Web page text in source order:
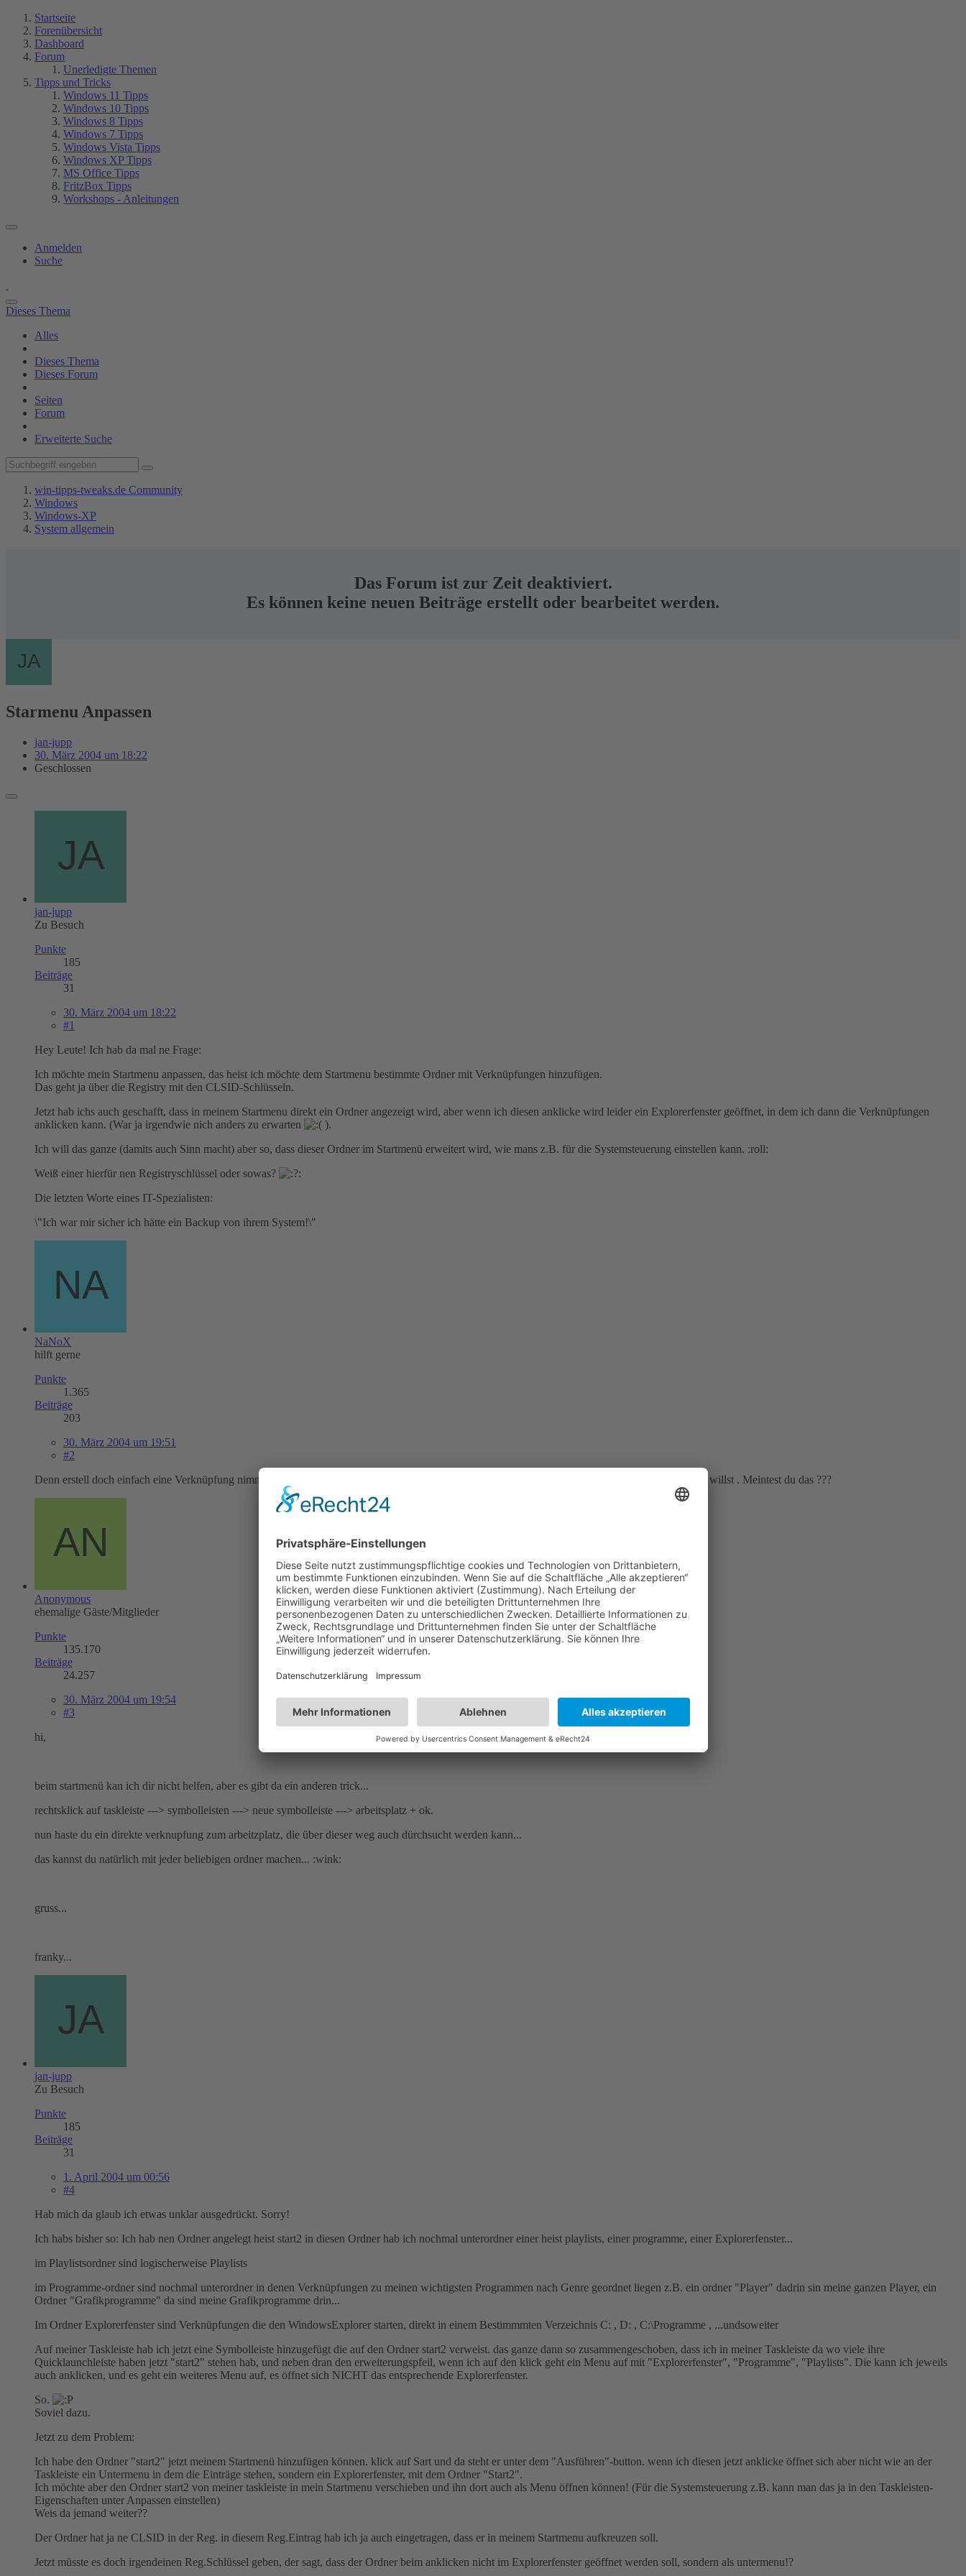
Startseite
Forenübersicht
Dashboard
Forum
Unerledigte Themen
Tipps und Tricks
Windows 11 Tipps
Windows 10 Tipps
Windows 8 Tipps
Windows 7 Tipps
Windows Vista Tipps
Windows XP Tipps
MS Office Tipps
FritzBox Tipps
Workshops - Anleitungen
Anmelden
Suche
Dieses Thema
Alles
Dieses Thema
Dieses Forum
Seiten
Forum
Erweiterte Suche
win-tipps-tweaks.de Community
Windows
Windows-XP
System allgemein
Das Forum ist zur Zeit deaktiviert.
Es können keine neuen Beiträge erstellt oder bearbeitet werden.
Starmenu Anpassen
jan-jupp
30. März 2004 um 18:22
Geschlossen
jan-jupp
Zu Besuch
Punkte
185
Beiträge
31
30. März 2004 um 18:22
#1
Hey Leute! Ich hab da mal ne Frage:
Ich möchte mein Startmenu anpassen, das heist ich möchte dem Startmenu bestimmte Ordner mit Verknüpfungen hinzufügen.
Das geht ja über die Registry mit den CLSID-Schlüsseln.
Jetzt hab ichs auch geschafft, dass in meinem Startmenu direkt ein Ordner angezeigt wird, aber wenn ich diesen anklicke wird leider ein Explorerfenster geöffnet, in dem ich dann die Verknüpfungen
anklicken kann. (War ja irgendwie nich anders zu erwarten
).
Ich will das ganze (damits auch Sinn macht) aber so, dass dieser Ordner im Startmenü erweitert wird, wie mans z.B. für die Systemsteuerung einstellen kann. :roll:
Weiß einer hierfür nen Registryschlüssel oder sowas?
Die letzten Worte eines IT-Spezialisten:
\"Ich war mir sicher ich hätte ein Backup von ihrem System!\"
NaNoX
hilft gerne
Punkte
1.365
Beiträge
203
30. März 2004 um 19:51
#2
Denn erstell doch einfach eine Verknüpfung nimm diese und ziehe sie auf Start dann öffnet es sich und du machst diese Verknüpfung dort hin wo du willst . Meintest du das ???
Anonymous
ehemalige Gäste/Mitglieder
Punkte
135.170
Beiträge
24.257
30. März 2004 um 19:54
#3
hi,
beim startmenü kan ich dir nicht helfen, aber es gibt da ein anderen trick...
rechtsklick auf taskleiste ---> symbolleisten ---> neue symbolleiste ---> arbeitsplatz + ok.
nun haste du ein direkte verknupfung zum arbeitzplatz, die über dieser weg auch dürchsucht werden kann...
das kannst du natürlich mit jeder beliebigen ordner machen... :wink:
gruss...
franky...
jan-jupp
Zu Besuch
Punkte
185
Beiträge
31
1. April 2004 um 00:56
#4
Hab mich da glaub ich etwas unklar ausgedrückt. Sorry!
Ich habs bisher so: Ich hab nen Ordner angelegt heist start2 in diesen Ordner hab ich nochmal unterordner einer heist playlists, einer programme, einer Explorerfenster...
im Playlistsordner sind logischerweise Playlists
im Programme-ordner sind nochmal unterordner in denen Verknüpfungen zu meinen wichtigsten Programmen nach Genre geordnet liegen z.B. ein ordner "Player" dadrin sin meine ganzen Player, ein
Ordner "Grafikprogramme" da sind meine Grafikprogramme drin...
Im Ordner Explorerfenster sind Verknüpfungen die den WindowsExplorer starten, direkt in einem Bestimmmten Verzeichnis C: , D: , C:\Programme , ...undsoweiter
Auf meiner Taskleiste hab ich jetzt eine Symbolleiste hinzugefügt die auf den Ordner start2 verweist. das ganze dann so zusammengeschoben, dass ich in meiner Taskleiste da wo viele ihre
Quicklaunchleiste haben jetzt "start2" stehen hab, und neben dran den erweiterungspfeil, wenn ich auf den klick geht ein Menu auf mit "Explorerfenster", "Programme", "Playlists". Die kann ich jeweils
auch anklicken, und es geht ein weiteres Menu auf, es öffnet sich NICHT das entsprechende Explorerfenster.
So.
Soviel dazu.
Jetzt zu dem Problem:
Ich habe den Ordner "start2" jetzt meinem Startmenü hinzufügen können. klick auf Sart und da steht er unter dem "Ausführen"-button. wenn ich diesen jetzt anklicke öffnet sich aber nicht wie an der
Taskleiste ein Untermenu in dem die Einträge stehen, sondern ein Explorerfenster, mit dem Ordner "Start2".
Ich möchte aber den Ordner start2 von meiner taskleiste in mein Startmenu verschieben und ihn dort auch als Menu öffnen können! (Für die Systemsteuerung z.B. kann man das ja in den Taskleisten-
Eigenschaften unter Anpassen einstellen)
Weis da jemand weiter??
Der Ordner hat ja ne CLSID in der Reg. in diesem Reg.Eintrag hab ich ja auch eingetragen, dass er in meinem Startmenu aufkreuzen soll.
Jetzt müsste es doch irgendeinen Reg.Schlüssel geben, der sagt, dass der Ordner beim anklicken nicht im Explorerfenster geöffnet werden soll, sondern als untermenu!?